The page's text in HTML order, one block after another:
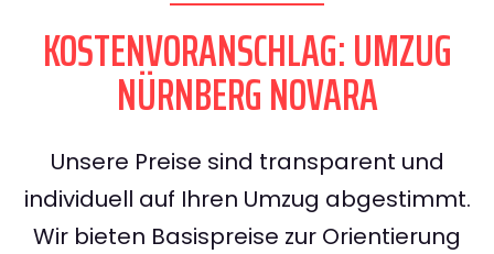
KOSTENVORANSCHLAG: UMZUG
NÜRNBERG NOVARA
Unsere Preise sind transparent und
individuell auf Ihren Umzug abgestimmt.
Wir bieten Basispreise zur Orientierung